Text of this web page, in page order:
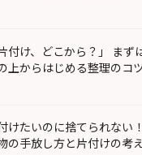
片付け、どこから？」 ま
上からはじめる整理のコ
けたいのに捨てられない
の手放し方と片付けの考